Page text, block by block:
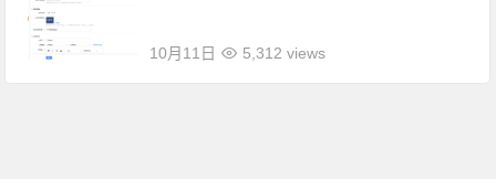
10月11日 5,312 views